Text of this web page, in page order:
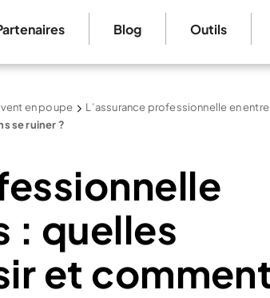
Blog Outils
vent en poupe L’assurance professionnelle en
se ruiner ?
: quelles
et